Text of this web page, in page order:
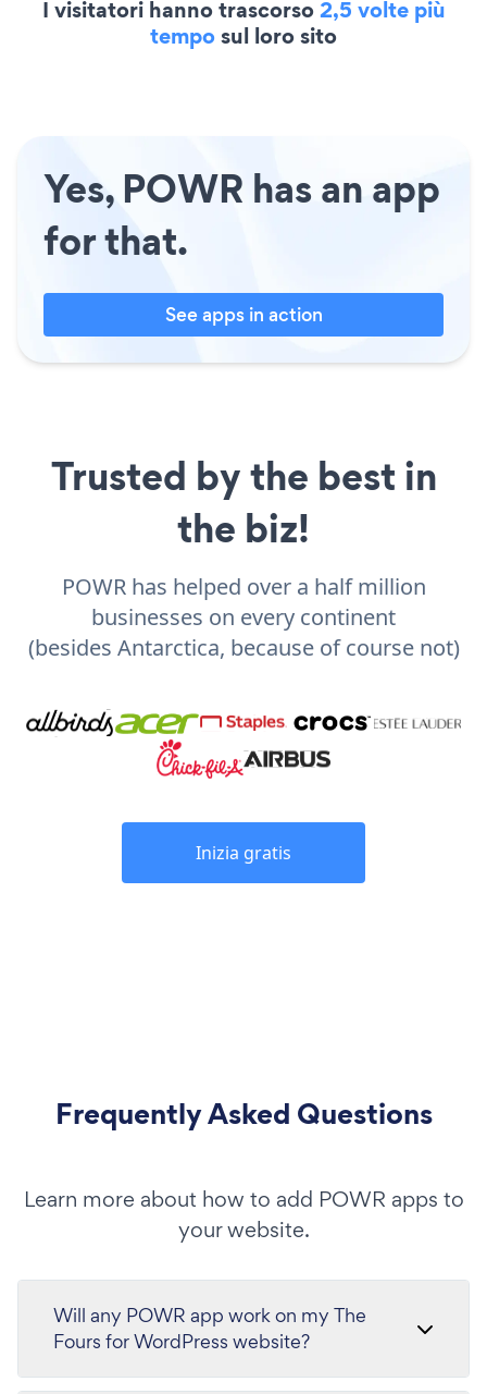
I visitatori hanno trascorso2,5 volte più
temposul loro sito
Yes, POWR has an app
for that.
See apps in action
Trusted by the best in
the biz!
POWR has helped over a half million
businesses on every continent
(besides Antarctica, because of course not)
Inizia gratis
Frequently Asked Questions
Learn more about how to add POWR apps to
your website.
Will any POWR app work on my The
Fours for WordPress website?